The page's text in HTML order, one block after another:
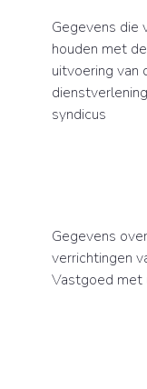
Gegevens die
houden met de
uitvoering van
syndicus
Gegevens
verrichtingen
Vastgoed met